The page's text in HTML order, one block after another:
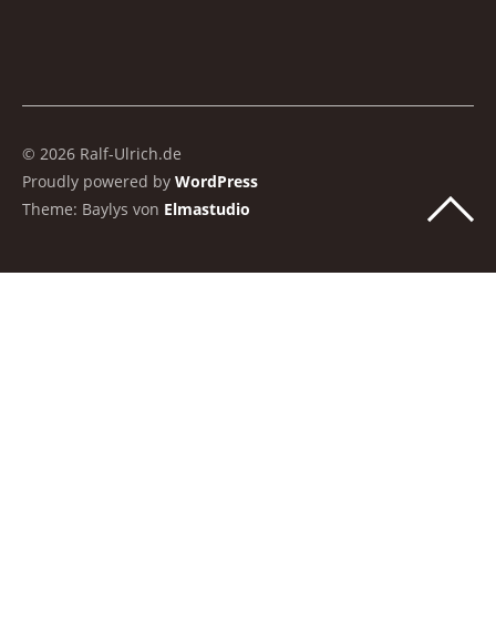
© 2026 Ralf-Ulrich.de
Proudly powered by WordPress
Theme: Baylys von Elmastudio